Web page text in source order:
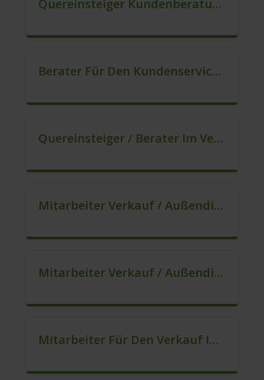
Quereinsteiger Kundenberatung (Außendienst) (m/w/d)
Berater Für Den Kundenservice (m/w/d)
Quereinsteiger / Berater Im Vertrieb – Ab Sofort (m/w/d)
Mitarbeiter Verkauf / Außendienst (m/w/d)
Mitarbeiter Verkauf / Außendienst (m/w/d)
Mitarbeiter Für Den Verkauf In VZ/TZ (m/w/d)